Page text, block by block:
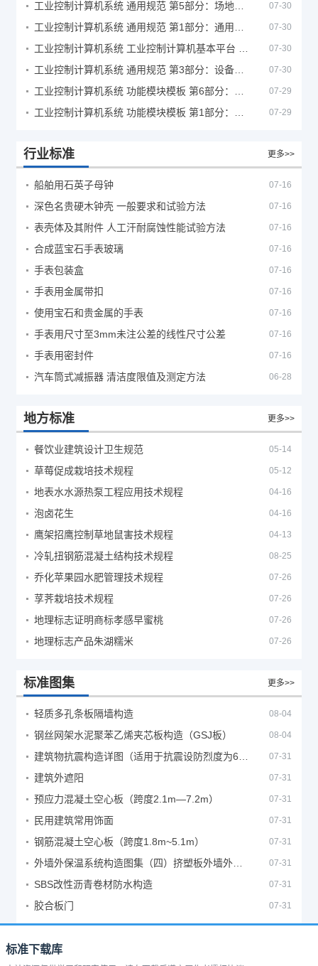
07-30
07-30
07-30
07-30
07-29
07-29
行业标准 更多>>
船舶用石英子母钟 07-16
深色名贵硬木钟壳 一般要求和试验方法 07-16
表壳体及其附件 人工汗耐腐蚀性能试验方法 07-16
合成蓝宝石手表玻璃 07-16
手表包装盒 07-16
手表用金属带扣 07-16
使用宝石和贵金属的手表 07-16
手表用尺寸至3mm未注公差的线性尺寸公差 07-16
手表用密封件 07-16
汽车筒式减振器 清洁度限值及测定方法 06-28
地方标准 更多>>
餐饮业建筑设计卫生规范 05-14
草莓促成栽培技术规程 05-12
地表水水源热泵工程应用技术规程 04-16
泡卤花生 04-16
鹰架招鹰控制草地鼠害技术规程 04-13
冷轧扭钢筋混凝土结构技术规程 08-25
乔化苹果园水肥管理技术规程 07-26
莩荠栽培技术规程 07-26
地理标志证明商标孝感早蜜桃 07-26
地理标志产品朱湖糯米 07-26
标准图集 更多>>
轻质多孔条板隔墙构造 08-04
钢丝网架水泥聚苯乙烯夹芯板构造（GSJ板） 08-04
07-31
建筑外遮阳 07-31
预应力混凝土空心板（跨度2.1m—7.2m） 07-31
民用建筑常用饰面 07-31
钢筋混凝土空心板（跨度1.8m~5.1m） 07-31
07-31
SBS改性沥青卷材防水构造 07-31
胶合板门 07-31
标准下载库